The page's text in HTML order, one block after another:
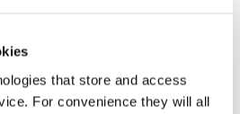
that store and access
For convenience they will all
et de
conçues pour
exigences du